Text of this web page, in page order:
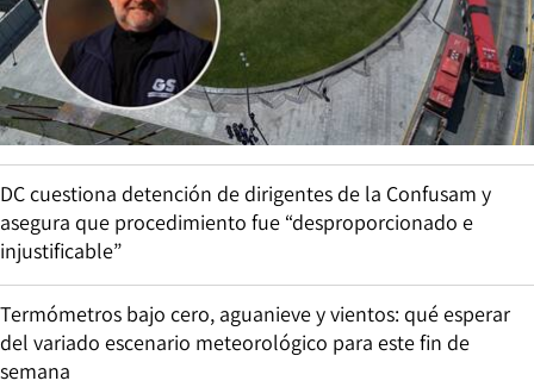
DC cuestiona detención de dirigentes de la Confusam y
asegura que procedimiento fue “desproporcionado e
injustificable”
Termómetros bajo cero, aguanieve y vientos: qué esperar
del variado escenario meteorológico para este fin de
semana